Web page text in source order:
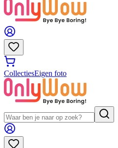
CollectiesEigen foto